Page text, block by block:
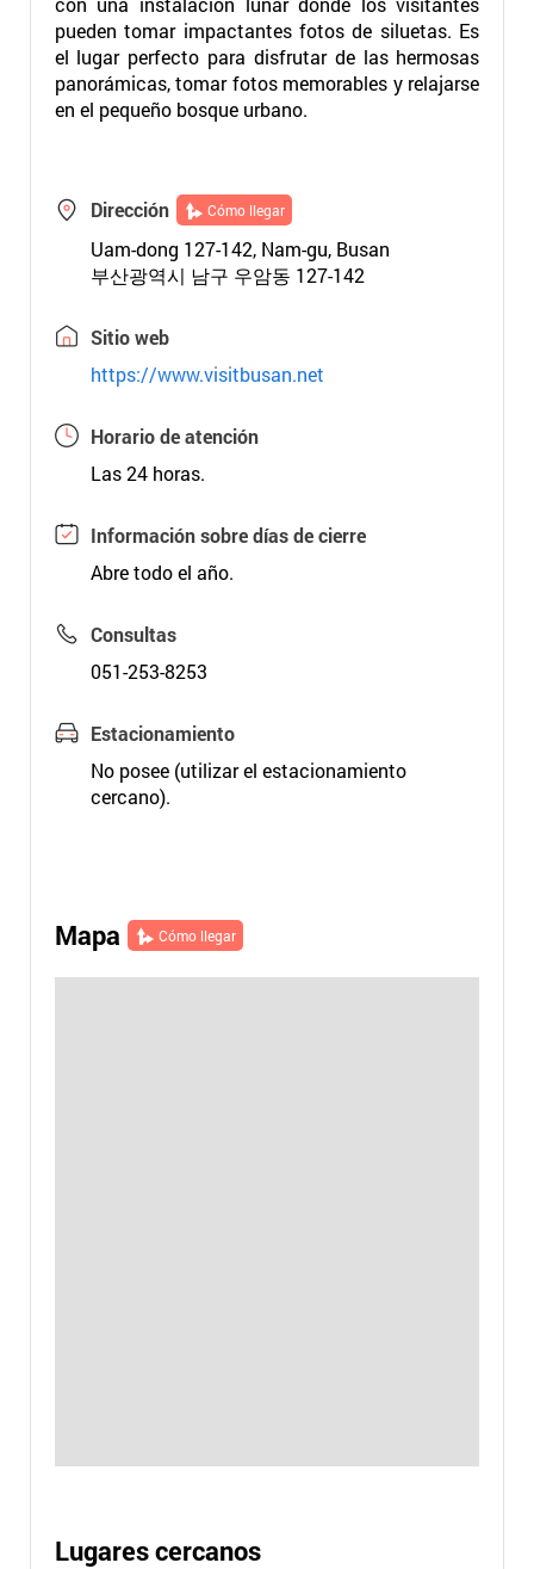
pueden tomar impactantes fotos de siluetas. Es
el lugar perfecto para disfrutar de las hermosas
panorámicas, tomar fotos memorables y relajarse
en el pequeño bosque urbano.
Dirección Cómo llegar
Uam-dong 127-142, Nam-gu, Busan
부산광역시 남구 우암동 127-142
Sitio web
https://www.visitbusan.net
Horario de atención
Las 24 horas.
Información sobre días de cierre
Abre todo el año.
Consultas
051-253-8253
Estacionamiento
No posee (utilizar el estacionamiento
cercano).
Mapa Cómo llegar
Lugares cercanos